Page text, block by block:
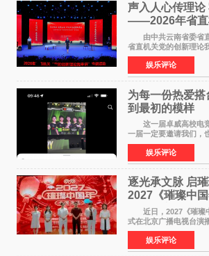
声入人心传理
——2026年省直
论我来讲”宣讲
由中共云南省委省直
省直机关党的创新理论
至5日在昆明举办。活
开创云南发展新局面 "
特色社会主义
娱乐评论
为每一份热爱搭
到最初的模样
这一届卓威高校电竞
一届一定要邀请我们，
来到现场的机会。
已经落下帷幕，在活动
竞社负责人和现
娱乐评论
逐光承文脉 启璀
2027《璀璨中
作圆满启动
近日，2027《璀璨
式在北京广播电视台
华优秀传统文化，弘扬
格、高质感、正能量的
矢志不渝的初心
娱乐评论